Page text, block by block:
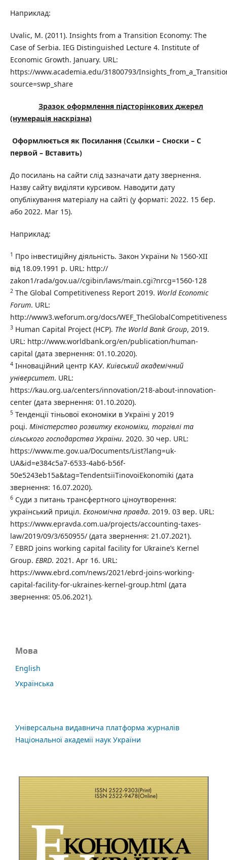
Наприклад:
Uvalic, M. (2011). Insights from a Transition Economy: The
Case of Serbia. IEG Distinguished Lecture 4. Institute of
Economic Growth. January. URL:
https://www.academia.edu/31800793/
source=swp_share
Зразок оформлення підсторінкових джерел
(нумерація наскрізна)
Оформлюється як Посилання (Ссылки – Сноски – С
первой – Вставить)
До посилань на сайти слід зазначати дату звернення.
Назву сайту виділяти курсивом. Наводити дату
опублікування матеріалу на сайті (у форматі: 2022. 15 бер.
або 2022. Mar 15).
Наприклад:
1 Про інвестиційну діяльність. Закон України № 1560-XІІ
від 18.09.1991 р. URL: http://
zakon1/rada/gov.ua//cgibin/laws/main.cgi?nrcg=1560-128
2The Global Competitiveness Report 2019. World Economic
Forum. URL:
http://www3.weforum.org/docs/
3Human Capital Project (HCP). The World Bank Group, 2019.
URL: http://www.worldbank.org/en/publication/human-
capital (дата звернення: 01.10.2020).
4Інноваційний центр КАУ. Київський академічний
університет. URL:
https://kau.org.ua/centers/innovation/218-about-innovation-
center (дата звернення: 01.10.2020).
5Тенденції тіньової економіки в Україні у 2019
році. Міністерство розвитку економіки, торгівлі та
сільського господарства України. 2020. 30 чер. URL:
https://www.me.gov.ua/Documents/List?lang=uk-
UA&id=e384c5a7-6533-4ab6-b56f-
50e5243eb15a&tag=TendentsiiTinovoiEkonomiki (дата
звернення: 16.07.2020).
6Суди з питань трансфертного ціноутворення:
український приціл. Економічна правда. 2019. 03 вер. URL:
https://www.epravda.com.ua/projects/accounting-taxes-
law/2019/09/3/650955/ (дата звернення: 21.07.2021).
7EBRD joins working capital facility for Ukraine’s Kernel
Group. EBRD. 2021. Apr 16. URL:
https://www.ebrd.com/news/2021/ebrd-joins-working-
capital-facility-for-ukraines-kernel-group.html (дата
звернення: 05.06.2021).
Мова
English
Українська
Універсальна видавнича платформа журналів
Національної академії наук України